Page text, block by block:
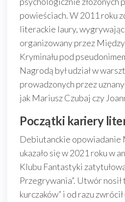
powieściach. W 2011 roku
literackie laury, wygrywając
organizowany przez
Kryminału pod
Nagrodą był udział w
prowadzonych przez
jak Mariusz Czubaj czy
Początki kariery
Debiutanckie opowiadanie
ukazało się w 2021 roku w
Klubu Fantastyki
Przegrywania”. Utwór nosił
kurczaków” i od razu